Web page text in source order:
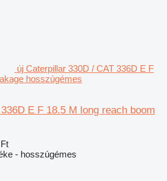
új Caterpillar 330D / CAT 336D E F
hosszúgémes
E F 18.5 M long reach boom
- hosszúgémes